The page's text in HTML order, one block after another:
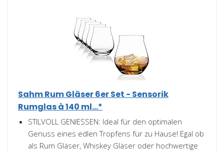
Sahm Rum Gläser 6er Set - Sensorik
Rumglas à 140 ml...*
STILVOLL GENIESSEN: Ideal für den optimalen
Genuss eines edlen Tropfens für zu Hause! Egal ob
als Rum Gläser, Whiskey Gläser oder hochwertige